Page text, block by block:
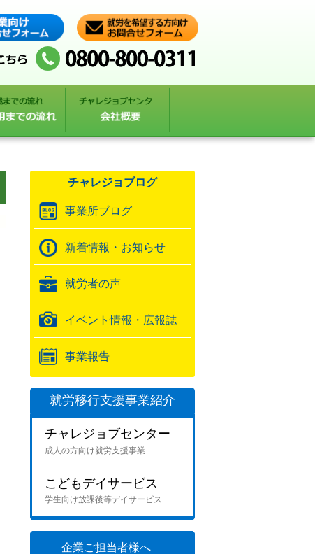
チャレジョブログ
事業所ブログ
新着情報・お知らせ
就労者の声
イベント情報・広報誌
事業報告
就労移行支援事業紹介
チャレジョブセンター
成人の方向け就労支援事業
こどもデイサービス
学生向け放課後等デイサービス
企業ご担当者様へ